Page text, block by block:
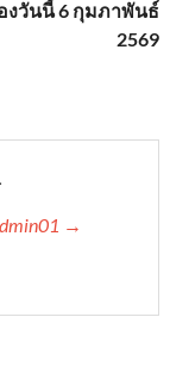
งวันนี้ 6 กุมภาพันธ์
2569
→